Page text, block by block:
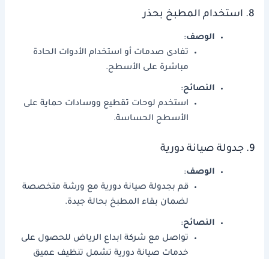
8. استخدام المطبخ بحذر
الوصف:
تفادى صدمات أو استخدام الأدوات الحادة
مباشرة على الأسطح.
النصائح:
استخدم لوحات تقطيع ووسادات حماية على
الأسطح الحساسة.
9. جدولة صيانة دورية
الوصف:
قم بجدولة صيانة دورية مع ورشة متخصصة
لضمان بقاء المطبخ بحالة جيدة.
النصائح:
تواصل مع شركة ابداع الرياض للحصول على
خدمات صيانة دورية تشمل تنظيف عميق